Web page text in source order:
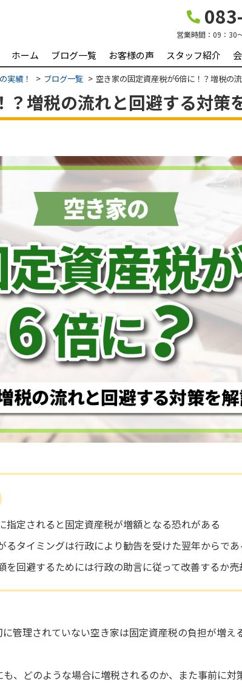
営業時間： 09：30
ホーム ブログ一覧 お客様の声 スタッフ紹介
実績！ ブログ一覧 空き家の固定資産税が6倍に！？増税の
増税の流れと回避する対策
定されると固定資産税が増額となる恐れがある
タイミングは行政により勧告を受けた翌年からで
回避するためには行政の助言に従って改善するか
管理されていない空き家は固定資産税の負担が増え
、どのような場合に増税されるのか、また事前に